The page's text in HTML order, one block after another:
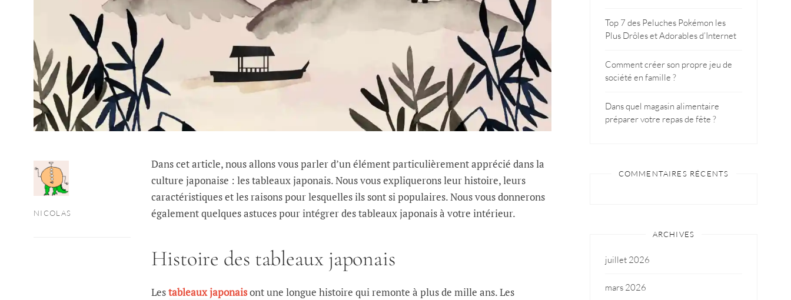
NICOLAS
Dans cet article, nous allons vous parler d’un élément particulièrement apprécié dans la
culture japonaise : les tableaux japonais. Nous vous expliquerons leur histoire, leurs
caractéristiques et les raisons pour lesquelles ils sont si populaires. Nous vous donnerons
également quelques astuces pour intégrer des tableaux japonais à votre intérieur.
Histoire des tableaux japonais
Lestableaux japonaisont une longue histoire qui remonte à plus de mille ans. Les
Top 7 des Peluches Pokémon les
Plus Drôles et Adorables d’Internet
Comment créer son propre jeu de
société en famille ?
Dans quel magasin alimentaire
préparer votre repas de fête ?
COMMENTAIRES RÉCENTS
ARCHIVES
juillet 2026
mars 2026